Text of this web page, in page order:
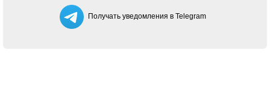
Получать уведомления в Telegram